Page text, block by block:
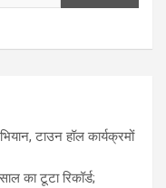
टाउन हॉल कार्यक्रमों
का टूटा रिकॉर्ड;